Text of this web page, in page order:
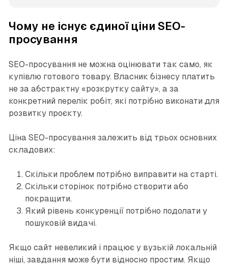
Чому не існує єдиної ціни SEO-
просування
SEO-просування не можна оцінювати так само, як
купівлю готового товару. Власник бізнесу платить
не за абстрактну «розкрутку сайту», а за
конкретний перелік робіт, які потрібно виконати для
розвитку проєкту.
Ціна SEO-просування залежить від трьох основних
складових:
Скільки проблем потрібно виправити на старті.
Скільки сторінок потрібно створити або
покращити.
Який рівень конкуренції потрібно подолати у
пошуковій видачі.
Якщо сайт невеликий і працює у вузькій локальній
ніші, завдання може бути відносно простим. Якщо